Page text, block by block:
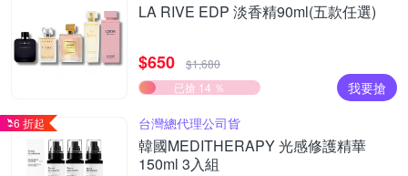
LA RIVE EDP 淡香精90ml(五款任選)
$650
$1,680
已搶 14 ％
我要搶
6 折起 台灣總代理公司貨
韓國MEDITHERAPY 光感修護精華
150ml 3入組